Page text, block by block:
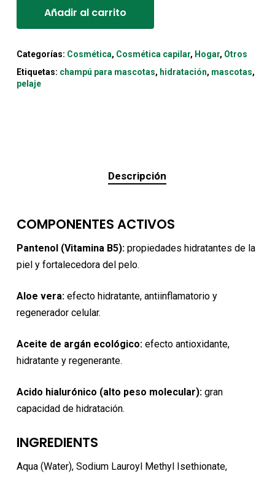
Añadir al carrito
Categorías: Cosmética, Cosmética capilar, Hogar, Otros
Etiquetas: champú para mascotas, hidratación, mascotas,
pelaje
Descripción
COMPONENTES ACTIVOS
Pantenol (Vitamina B5):propiedades hidratantes de la
piel y fortalecedora del pelo.
Aloe vera:efecto hidratante, antiinflamatorio y
regenerador celular.
Aceite de argán ecológico:efecto antioxidante,
hidratante y regenerante.
Acido hialurónico (alto peso molecular):gran
capacidad de hidratación.
INGREDIENTS
Aqua (Water), Sodium Lauroyl Methyl Isethionate,